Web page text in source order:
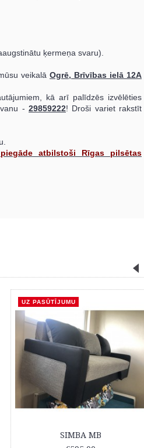
ķermeņa svaru).
veikalā Ogrē, Brīvības ielā 12A
kā arī palīdzēs izvēlēties
- 29859222! Droši variet rakstīt
atbilstoši Rīgas pilsētas
UZ PASŪTĪJUMU
SIMBA MB